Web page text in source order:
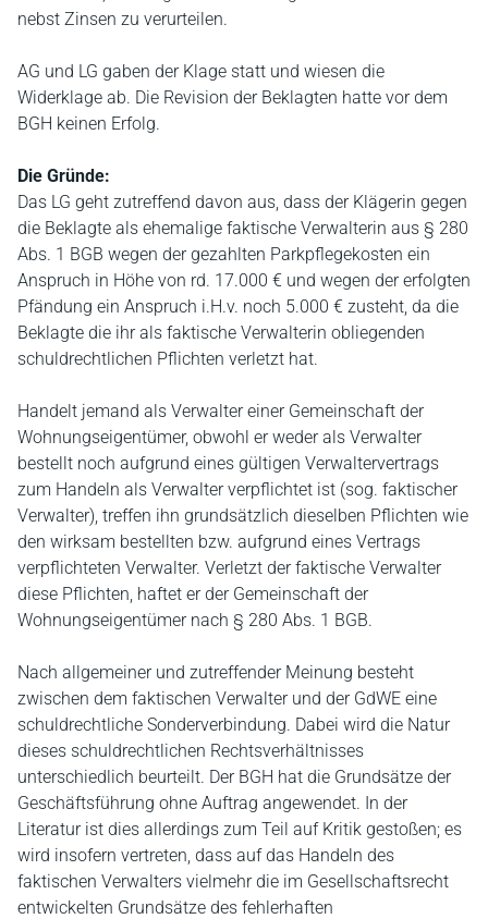
nebst Zinsen zu verurteilen.
AG und LG gaben der Klage statt und wiesen die
Widerklage ab. Die Revision der Beklagten hatte vor dem
BGH keinen Erfolg.
Die Gründe:
Das LG geht zutreffend davon aus, dass der Klägerin gegen
die Beklagte als ehemalige faktische Verwalterin aus § 280
Abs. 1 BGB wegen der gezahlten Parkpflegekosten ein
Anspruch in Höhe von rd. 17.000 € und wegen der erfolgten
Pfändung ein Anspruch i.H.v. noch 5.000 € zusteht, da die
Beklagte die ihr als faktische Verwalterin obliegenden
schuldrechtlichen Pflichten verletzt hat.
Handelt jemand als Verwalter einer Gemeinschaft der
Wohnungseigentümer, obwohl er weder als Verwalter
bestellt noch aufgrund eines gültigen Verwaltervertrags
zum Handeln als Verwalter verpflichtet ist (sog. faktischer
Verwalter), treffen ihn grundsätzlich dieselben Pflichten wie
den wirksam bestellten bzw. aufgrund eines Vertrags
verpflichteten Verwalter. Verletzt der faktische Verwalter
diese Pflichten, haftet er der Gemeinschaft der
Wohnungseigentümer nach § 280 Abs. 1 BGB.
Nach allgemeiner und zutreffender Meinung besteht
zwischen dem faktischen Verwalter und der GdWE eine
schuldrechtliche Sonderverbindung. Dabei wird die Natur
dieses schuldrechtlichen Rechtsverhältnisses
unterschiedlich beurteilt. Der BGH hat die Grundsätze der
Geschäftsführung ohne Auftrag angewendet. In der
Literatur ist dies allerdings zum Teil auf Kritik gestoßen; es
wird insofern vertreten, dass auf das Handeln des
faktischen Verwalters vielmehr die im Gesellschaftsrecht
entwickelten Grundsätze des fehlerhaften